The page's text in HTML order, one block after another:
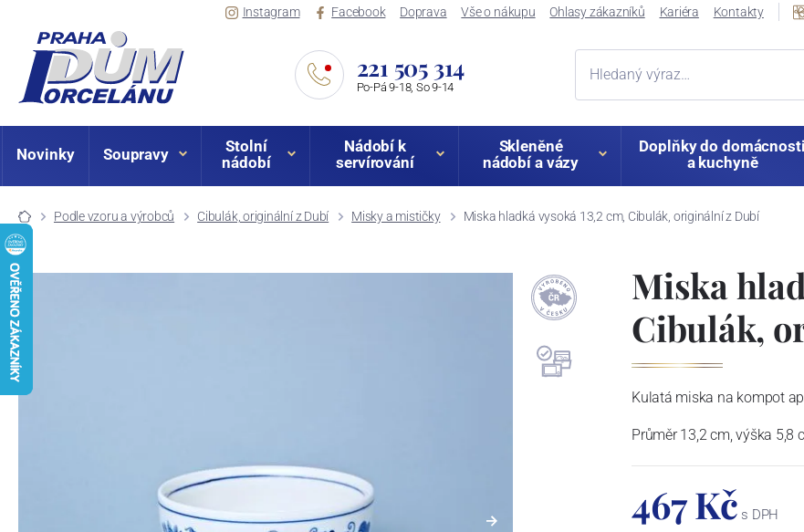
Instagram Facebook Doprava Vše o nákupu Ohlasy zákazníků Kariéra Kontakty
221 505 314
Po-Pá 9-18, So 9-14
Novinky Soupravy
Stolní
nádobí
Nádobí k
servírování
Skleněné
nádobí a vázy
Doplňky do domácnosti
a kuchyně
Podle vzoru a výrobců Cibulák, originální z Dubí Misky a mističky Miska hladká vysoká 13,2 cm, Cibulák, originální z Dubí
Miska
Cibulák,
Kulatá miska na kompot
Průměr 13,2 cm, výška 5,8
467 Kč s DPH